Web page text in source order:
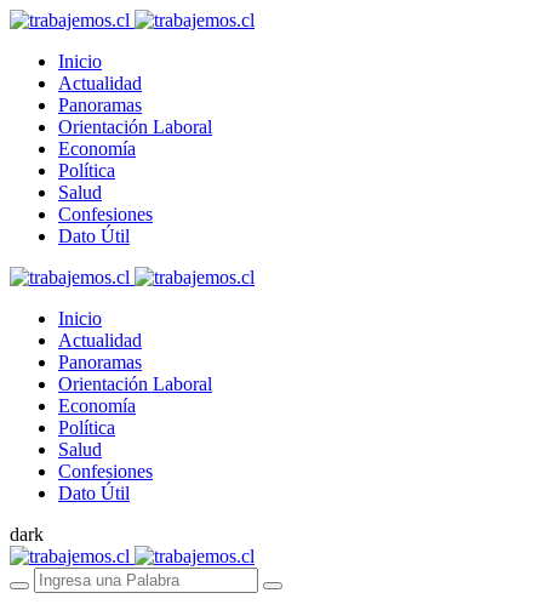
Inicio
Actualidad
Panoramas
Orientación Laboral
Economía
Política
Salud
Confesiones
Dato Útil
Inicio
Actualidad
Panoramas
Orientación Laboral
Economía
Política
Salud
Confesiones
Dato Útil
dark